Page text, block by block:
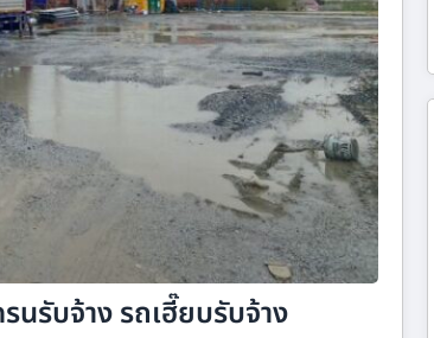
นรับจ้าง รถเฮี๊ยบรับจ้าง